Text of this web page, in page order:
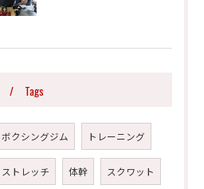
Tags
ボクシングジム トレーニング
ストレッチ 体幹 スクワット